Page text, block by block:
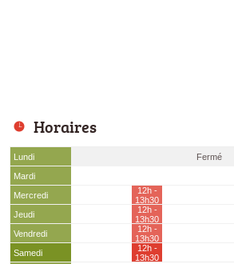
Horaires
Lundi
Fermé
Mardi
Mercredi
12h -
13h30
Jeudi
12h -
13h30
Vendredi
12h -
13h30
Samedi
12h -
13h30